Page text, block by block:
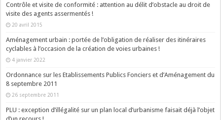
Contrôle et visite de conformité : attention au délit d’obstacle au droit de
visite des agents assermentés !
20 avril 2015
Aménagement urbain : portée de l’obligation de réaliser des itinéraires
cyclables à l’occasion de la création de voies urbaines !
4 janvier 2022
Ordonnance sur les Etablissements Publics Fonciers et d’Aménagement du
8 septembre 2011
26 septembre 2011
PLU : exception d’illégalité sur un plan local d’urbanisme faisait déjà l’objet